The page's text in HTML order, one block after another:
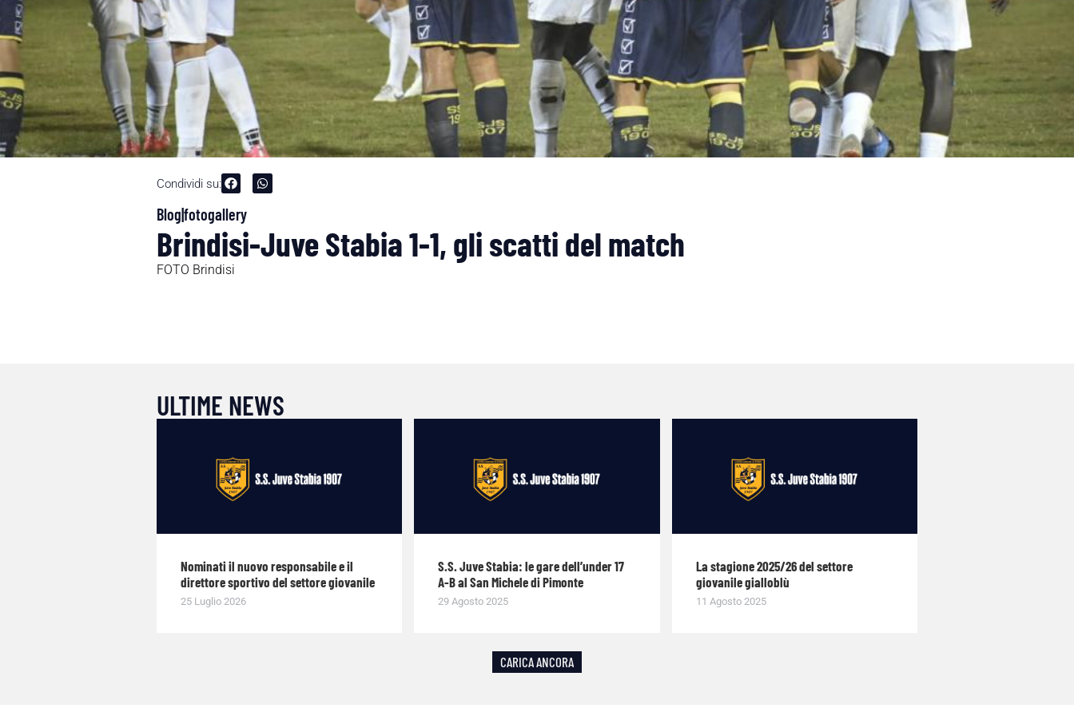
Condividi su:
Blog|fotogallery
Brindisi-Juve Stabia 1-1, gli scatti del match
FOTO Brindisi
ULTIME NEWS
Nominati il nuovo responsabile e il
direttore sportivo del settore giovanile
25 Luglio 2026
S.S. Juve Stabia: le gare dell’under 17
A-B al San Michele di Pimonte
29 Agosto 2025
La stagione 2025/26 del settore
giovanile gialloblù
11 Agosto 2025
CARICA ANCORA